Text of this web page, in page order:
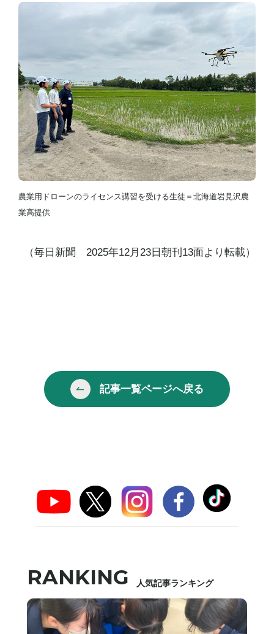
農業用ドローンのライセンス講習を受ける生徒＝北海道岩見沢農
業高提供
（毎日新聞 2025年12月23日朝刊13面より転載）
記事一覧ページへ戻る
RANKING 人気記事ランキング